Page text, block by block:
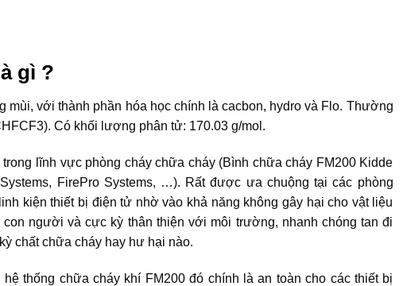
gì ?
mùi, với thành phần hóa học chính là cacbon, hydro và Flo. Thường
Có khối ượng phân tử: 170.03 g/mol.
lĩnh vực phòng cháy chữa cháy (Bình chữa cháy FM200 Kidde
FirePro Systems, …). Rất được ưa chuộng tại các phòng
kiện thiết bị điện tử nhờ vào khả năng không gây hại cho vật liệu
người và cực kỳ thân thiện với môi trường, nhanh chóng tan đi
chất chữa cháy hay hư hại nào.
thống chữa cháy khí FM200 đó chính là an toàn cho các thiết bị